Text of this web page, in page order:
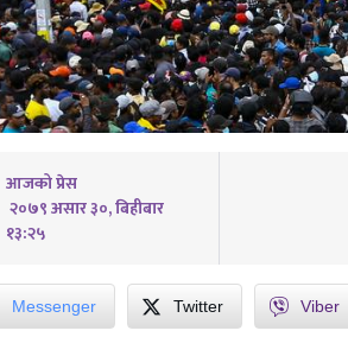
आजको प्रेस
२०७९ असार ३०, बिहीबार
१३:२५
Messenger Twitter Viber